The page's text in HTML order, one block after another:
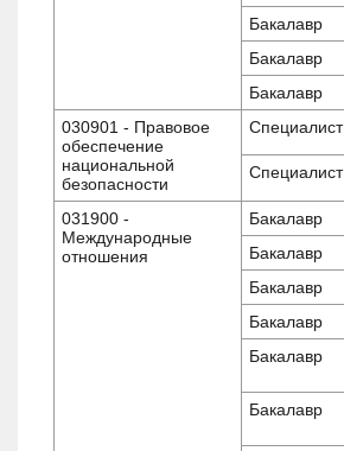
Бакалавр
Бакалавр
Бакалавр
030901 - Правовое
обеспечение
национальной
безопасности
Специалист
Специалист
031900 -
Международные
отношения
Бакалавр
Бакалавр
Бакалавр
Бакалавр
Бакалавр
Бакалавр